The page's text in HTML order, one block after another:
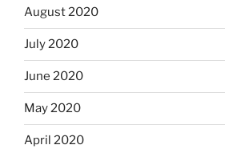
August 2020
July 2020
June 2020
May 2020
April 2020